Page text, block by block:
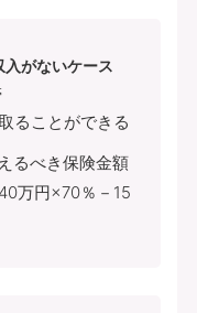
入がないケース
ることができる
るべき保険金額
万円×70％－15